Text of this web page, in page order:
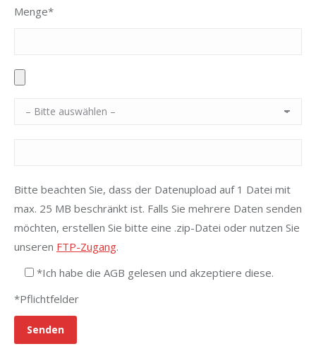
Menge*
Bitte beachten Sie, dass der Datenupload auf 1 Datei mit
max. 25 MB beschränkt ist. Falls Sie mehrere Daten senden
möchten, erstellen Sie bitte eine .zip-Datei oder nutzen Sie
unseren FTP-Zugang.
*Ich habe die AGB gelesen und akzeptiere diese.
*Pflichtfelder